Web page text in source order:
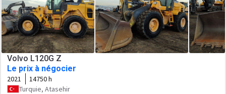
Volvo L120G Z
Le prix à négocier
2021
14750 h
Turquie, Atasehir